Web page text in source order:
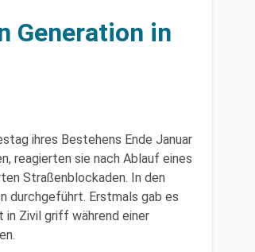
Generation in
ihres Bestehens Ende Januar
reagierten sie nach Ablauf eines
Straßenblockaden. In den
durchgeführt. Erstmals gab es
in Zivil griff während einer